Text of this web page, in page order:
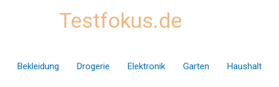
Testfokus.de
Bekleidung Drogerie Elektronik Garten Haushalt